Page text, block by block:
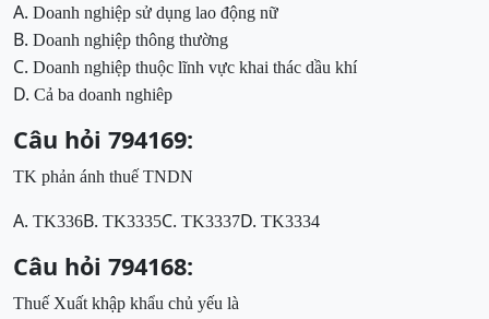
A. Doanh nghiệp sử dụng lao động nữ
B. Doanh nghiệp thông thường
C. Doanh nghiệp thuộc lĩnh vực khai thác dầu khí
D. Cả ba doanh nghiêp
Câu hỏi 794169:
TK phản ánh thuế TNDN
A. TK336B. TK3335C. TK3337D. TK3334
Câu hỏi 794168:
Thuế Xuất khập khẩu chủ yếu là